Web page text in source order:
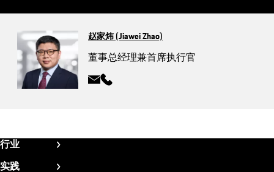
赵家炜 (Jiawei Zhao)
董事总经理兼首席执行官
Fußzeile
CN
行业
航空航天
实践